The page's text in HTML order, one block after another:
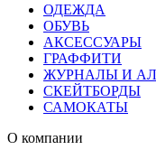
ОДЕЖДА
ОБУВЬ
АКСЕССУАРЫ
ГРАФФИТИ
ЖУРНАЛЫ И
СКЕЙТБОРДЫ
САМОКАТЫ
О компании